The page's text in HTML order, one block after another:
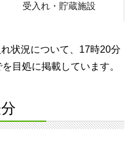
受入れ・貯蔵施設
状況について、17時20分
目処に掲載しています。